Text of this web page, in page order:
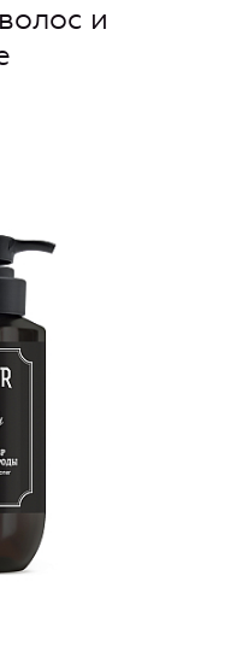
и